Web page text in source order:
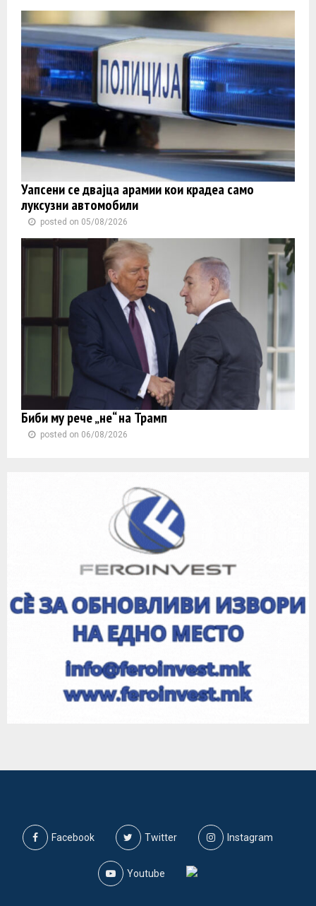
Уапсени се двајца арамии кои крадеа само
луксузни автомобили
posted on 05/08/2026
Биби му рече „не“ на Трамп
posted on 06/08/2026
Facebook Twitter Instagram
Youtube